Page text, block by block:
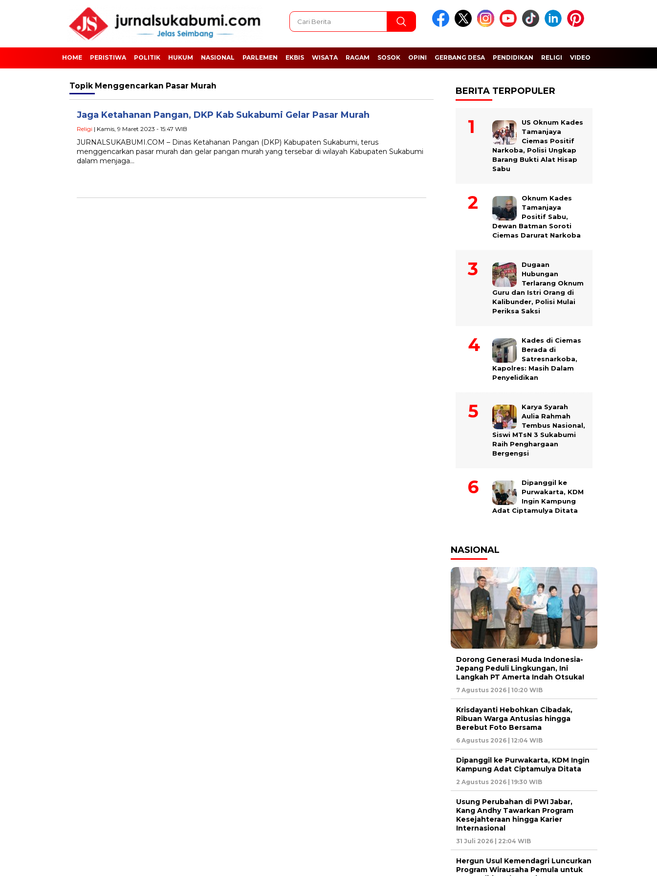
HOME PERISTIWA POLITIK HUKUM NASIONAL PARLEMEN EKBIS WISATA RAGAM SOSOK OPINI GERBANG DESA PENDIDIKAN RELIGI VIDEO
Topik Menggencarkan Pasar Murah
Jaga Ketahanan Pangan, DKP Kab Sukabumi Gelar Pasar Murah
Religi | Kamis, 9 Maret 2023 - 15:47 WIB
JURNALSUKABUMI.COM – Dinas Ketahanan Pangan (DKP) Kabupaten Sukabumi, terus
menggencarkan pasar murah dan gelar pangan murah yang tersebar di wilayah Kabupaten Sukabumi
dalam menjaga…
BERITA TERPOPULER
US Oknum Kades
Tamanjaya
Ciemas Positif
Narkoba, Polisi Ungkap
Barang Bukti Alat Hisap
Sabu
Oknum Kades
Tamanjaya
Positif Sabu,
Dewan Batman Soroti
Ciemas Darurat Narkoba
Dugaan
Hubungan
Terlarang Oknum
Guru dan Istri Orang di
Kalibunder, Polisi Mulai
Periksa Saksi
Kades di Ciemas
Berada di
Satresnarkoba,
Kapolres: Masih Dalam
Penyelidikan
Karya Syarah
Aulia Rahmah
Tembus Nasional,
Siswi MTsN 3 Sukabumi
Raih Penghargaan
Bergengsi
Dipanggil ke
Purwakarta, KDM
Ingin Kampung
Adat Ciptamulya Ditata
NASIONAL
Dorong Generasi Muda Indonesia-
Jepang Peduli Lingkungan, Ini
Langkah PT Amerta Indah Otsuka!
7 Agustus 2026 | 10:20 WIB
Krisdayanti Hebohkan Cibadak,
Ribuan Warga Antusias hingga
Berebut Foto Bersama
6 Agustus 2026 | 12:04 WIB
Dipanggil ke Purwakarta, KDM Ingin
Kampung Adat Ciptamulya Ditata
2 Agustus 2026 | 19:30 WIB
Usung Perubahan di PWI Jabar,
Kang Andhy Tawarkan Program
Kesejahteraan hingga Karier
Internasional
31 Juli 2026 | 22:04 WIB
Hergun Usul Kemendagri Luncurkan
Program Wirausaha Pemula untuk